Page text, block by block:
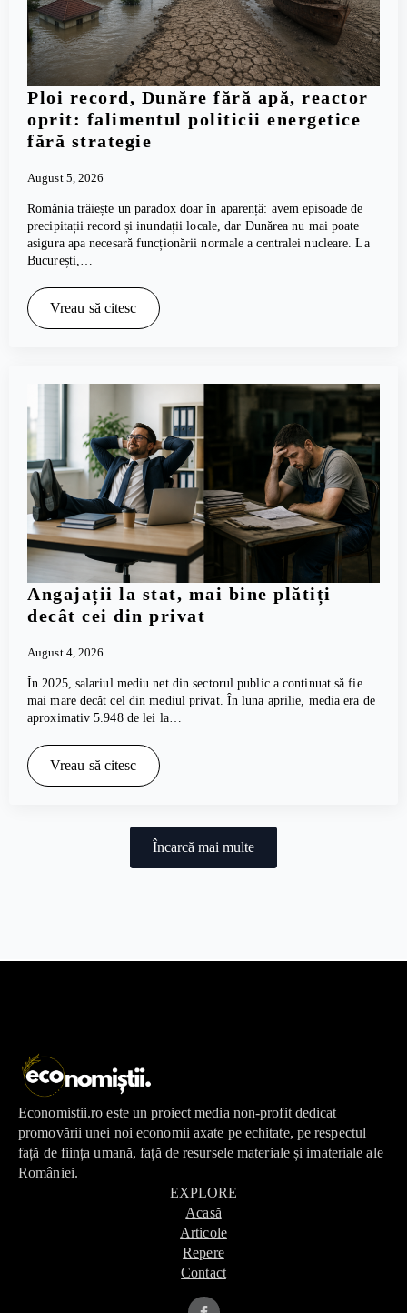
Ploi record, Dunăre fără apă, reactor
oprit: falimentul politicii energetice
fără strategie
August 5, 2026
România trăiește un paradox doar în aparență: avem episoade de
precipitații record și inundații locale, dar Dunărea nu mai poate
asigura apa necesară funcționării normale a centralei nucleare. La
București,…
Vreau să citesc
Angajații la stat, mai bine plătiți
decât cei din privat
August 4, 2026
În 2025, salariul mediu net din sectorul public a continuat să fie
mai mare decât cel din mediul privat. În luna aprilie, media era de
aproximativ 5.948 de lei la…
Vreau să citesc
Încarcă mai multe
Economistii.ro este un proiect media non-profit dedicat
promovării unei noi economii axate pe echitate, pe respectul
față de ființa umană, față de resursele materiale și imateriale ale
României.
EXPLORE
Acasă
Articole
Repere
Contact